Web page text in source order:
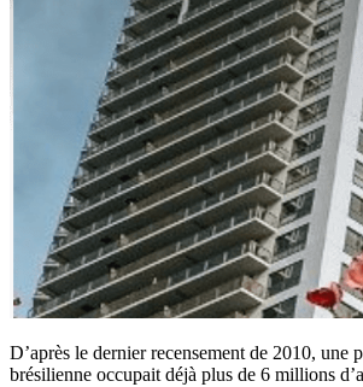
D’après le dernier recensement de 2010, une
brésilienne occupait déjà plus de 6 millions